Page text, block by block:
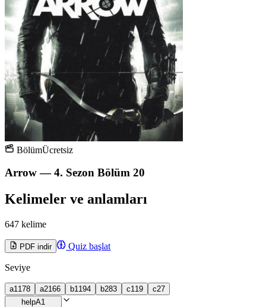
BölümÜcretsiz
Arrow — 4. Sezon Bölüm 20
Kelimeler ve anlamları
647 kelime
PDF indir Quiz başlat
Seviye
a1 178 a2166 b1 194 b283 c1 19 c27
helpA1